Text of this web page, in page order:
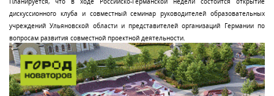
дискуссионного клуба и совместный семинар руководителей образовательных
учреждений Ульяновской области и представителей организаций Германии по
вопросам развития совместной проектной деятельности.